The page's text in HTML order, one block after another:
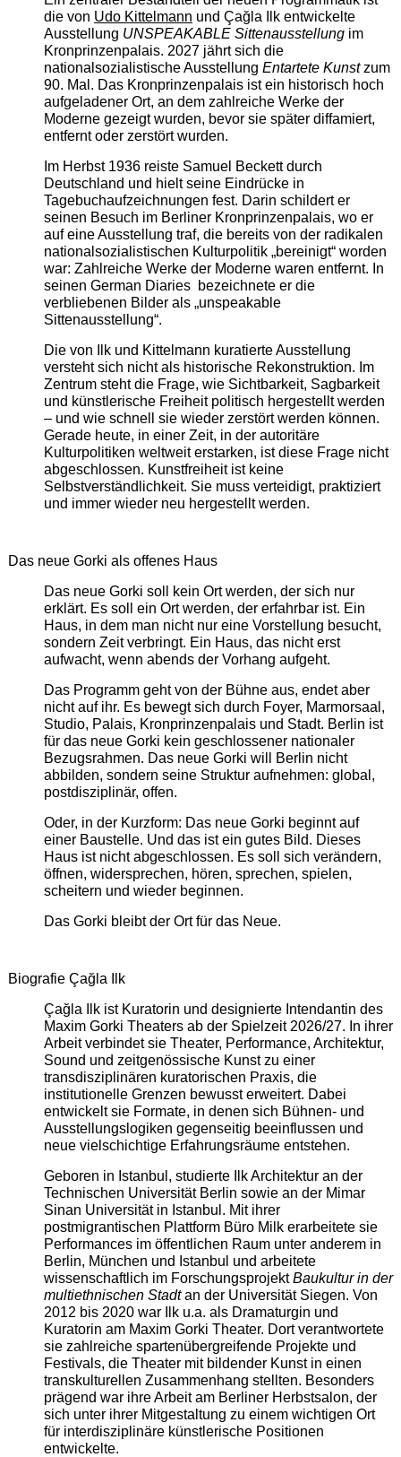
die von Udo Kittelmann und Çağla Ilk entwickelte
Ausstellung UNSPEAKABLE Sittenausstellungim
Kronprinzenpalais. 2027 jährt sich die
nationalsozialistische Ausstellung Entartete Kunstzum
90. Mal. Das Kronprinzenpalais ist ein historisch hoch
aufgeladener Ort, an dem zahlreiche Werke der
Moderne gezeigt wurden, bevor sie später diffamiert,
entfernt oder zerstört wurden.
Im Herbst 1936 reiste Samuel Beckett durch
Deutschland und hielt seine Eindrücke in
Tagebuchaufzeichnungen fest. Darin schildert er
seinen Besuch im Berliner Kronprinzenpalais, wo er
auf eine Ausstellung traf, die bereits von der radikalen
nationalsozialistischen Kulturpolitik „bereinigt“ worden
war: Zahlreiche Werke der Moderne waren entfernt. In
seinen German Diaries bezeichnete er die
verbliebenen Bilder als „unspeakable
Sittenausstellung“.
Die von Ilk und Kittelmann kuratierte Ausstellung
versteht sich nicht als historische Rekonstruktion. Im
Zentrum steht die Frage, wie Sichtbarkeit, Sagbarkeit
und künstlerische Freiheit politisch hergestellt werden
– und wie schnell sie wieder zerstört werden können.
Gerade heute, in einer Zeit, in der autoritäre
Kulturpolitiken weltweit erstarken, ist diese Frage nicht
abgeschlossen. Kunstfreiheit ist keine
Selbstverständlichkeit. Sie muss verteidigt, praktiziert
und immer wieder neu hergestellt werden.
Das neue Gorki als offenes Haus
Das neue Gorki soll kein Ort werden, der sich nur
erklärt. Es soll ein Ort werden, der erfahrbar ist. Ein
Haus, in dem man nicht nur eine Vorstellung besucht,
sondern Zeit verbringt. Ein Haus, das nicht erst
aufwacht, wenn abends der Vorhang aufgeht.
Das Programm geht von der Bühne aus, endet aber
nicht auf ihr. Es bewegt sich durch Foyer, Marmorsaal,
Studio, Palais, Kronprinzenpalais und Stadt. Berlin ist
für das neue Gorki kein geschlossener nationaler
Bezugsrahmen. Das neue Gorki will Berlin nicht
abbilden, sondern seine Struktur aufnehmen: global,
postdisziplinär, offen.
Oder, in der Kurzform: Das neue Gorki beginnt auf
einer Baustelle. Und das ist ein gutes Bild. Dieses
Haus ist nicht abgeschlossen. Es soll sich verändern,
öffnen, widersprechen, hören, sprechen, spielen,
scheitern und wieder beginnen.
Das Gorki bleibt der Ort für das Neue.
Biografie Çağla Ilk
Çağla Ilk ist Kuratorin und designierte Intendantin des
Maxim Gorki Theaters ab der Spielzeit 2026/27. In ihrer
Arbeit verbindet sie Theater, Performance, Architektur,
Sound und zeitgenössische Kunst zu einer
transdisziplinären kuratorischen Praxis, die
institutionelle Grenzen bewusst erweitert. Dabei
entwickelt sie Formate, in denen sich Bühnen- und
Ausstellungslogiken gegenseitig beeinflussen und
neue vielschichtige Erfahrungsräume entstehen.
Geboren in Istanbul, studierte Ilk Architektur an der
Technischen Universität Berlin sowie an der Mimar
Sinan Universität in Istanbul. Mit ihrer
postmigrantischen Plattform Büro Milk erarbeitete sie
Performances im öffentlichen Raum unter anderem in
Berlin, München und Istanbul und arbeitete
wissenschaftlich im ForschungsprojektBaukultur in der
multiethnischen Stadtan der Universität Siegen. Von
2012 bis 2020 war Ilk u.a. als Dramaturgin und
Kuratorin am Maxim Gorki Theater. Dort verantwortete
sie zahlreiche spartenübergreifende Projekte und
Festivals, die Theater mit bildender Kunst in einen
transkulturellen Zusammenhang stellten. Besonders
prägend war ihre Arbeit am Berliner Herbstsalon, der
sich unter ihrer Mitgestaltung zu einem wichtigen Ort
für interdisziplinäre künstlerische Positionen
entwickelte.